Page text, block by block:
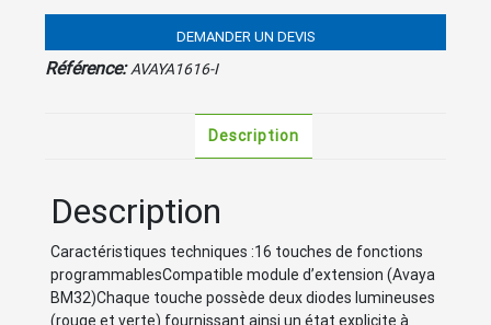
I
DEMANDER UN DEVIS
Référence:AVAYA1616-I
Description
Description
Caractéristiques techniques :16 touches de fonctions
programmablesCompatible module d’extension (Avaya
BM32)Chaque touche possède deux diodes lumineuses
(rouge et verte) fournissant ainsi un état explicite à